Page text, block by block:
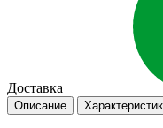
Доставка
Описание